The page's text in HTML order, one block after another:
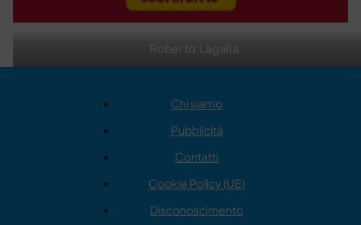
Roberto Lagalla
Chi siamo
Pubblicità
Contatti
Cookie Policy (UE)
Disconoscimento